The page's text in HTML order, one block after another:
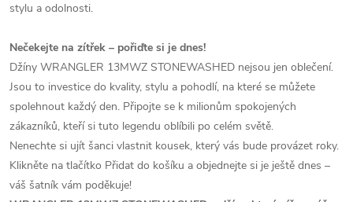
stylu a odolnosti.
Nečekejte na zítřek – pořiďte si je dnes!
Džíny WRANGLER 13MWZ STONEWASHED nejsou jen oblečení.
Jsou to investice do kvality, stylu a pohodlí, na které se můžete
spolehnout každý den. Připojte se k milionům spokojených
zákazníků, kteří si tuto legendu oblíbili po celém světě.
Nenechte si ujít šanci vlastnit kousek, který vás bude provázet roky.
Klikněte na tlačítko Přidat do košíku a objednejte si je ještě dnes –
váš šatník vám poděkuje!